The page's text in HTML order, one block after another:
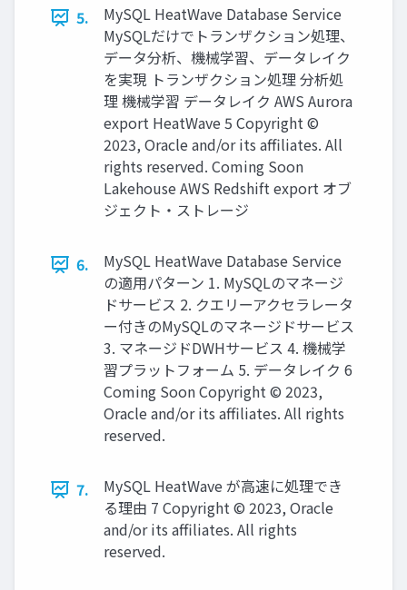
5.
MySQL HeatWave Database Service
MySQLだけでトランザクション処理、
データ分析、機械学習、データレイク
を実現 トランザクション処理 分析処
理 機械学習 データレイク AWS Aurora
export HeatWave 5 Copyright ©
2023, Oracle and/or its affiliates. All
rights reserved. Coming Soon
Lakehouse AWS Redshift export オブ
ジェクト・ストレージ
6.
MySQL HeatWave Database Service
の適⽤パターン 1. MySQLのマネージ
ドサービス 2. クエリーアクセラレータ
ー付きのMySQLのマネージドサービス
3. マネージドDWHサービス 4. 機械学
習プラットフォーム 5. データレイク 6
Coming Soon Copyright © 2023,
Oracle and/or its affiliates. All rights
reserved.
7.
MySQL HeatWave が⾼速に処理でき
る理由 7 Copyright © 2023, Oracle
and/or its affiliates. All rights
reserved.